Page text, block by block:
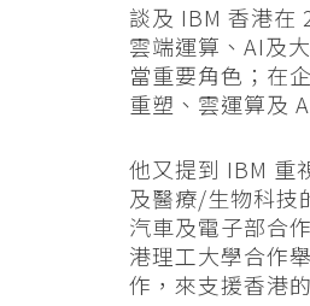
談及 IBM 香港在
雲端運算、AI及
當重要角色；在
重塑、雲運算及
他又提到 IBM 重
及醫療/生物科技
汽車及電子部合
港理工大學合作
作，來支援香港